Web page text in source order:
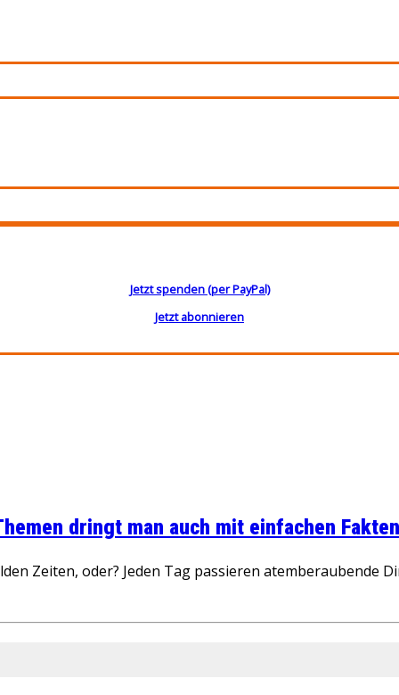
Jetzt spenden (per PayPal)
Jetzt abonnieren
dringt man auch mit einfachen
Zeiten, oder? Jeden Tag passieren atemberaubende